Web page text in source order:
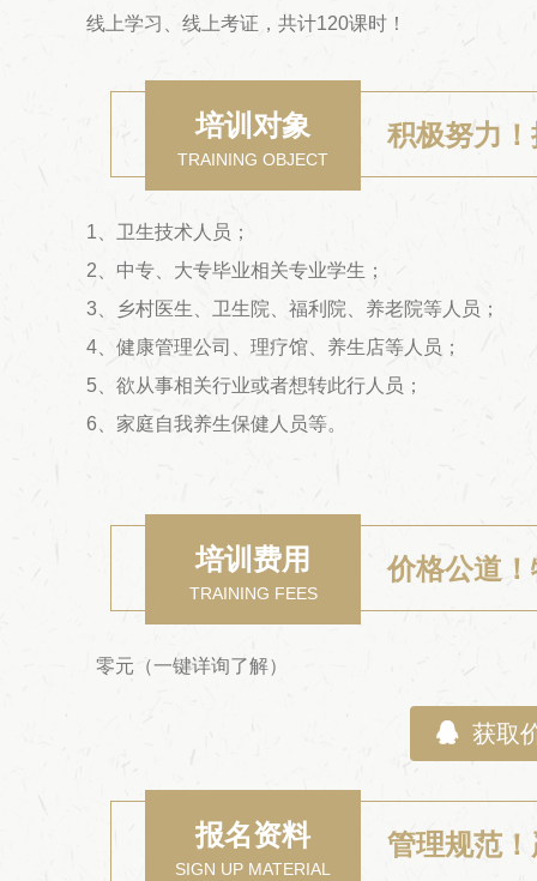
线上学习、线上考证，共计120课时！
培训对象
TRAINING OBJECT
积极努力
1、卫生技术人员；
2、中专、大专毕业相关专业学生；
3、乡村医生、卫生院、福利院、养老院等人员；
4、健康管理公司、理疗馆、养生店等人员；
5、欲从事相关行业或者想转此行人员；
6、家庭自我养生保健人员等。
培训费用
TRAINING FEES
价格公道
零元（一键详询了解）
 获取
报名资料
SIGN UP MATERIAL
管理规范